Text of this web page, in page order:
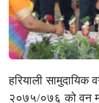
हरियाली सामुदायिक
२०७५/०७६ को वन